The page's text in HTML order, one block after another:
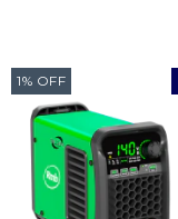
1% OFF